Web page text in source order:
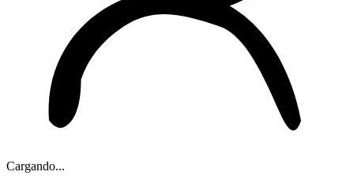
Cargando...